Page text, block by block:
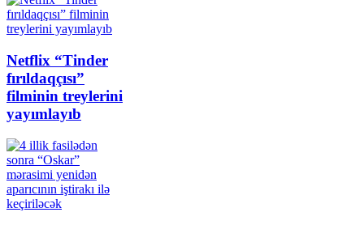
Netflix “Tinder
fırıldaqçısı”
filminin treylerini
yayımlayıb